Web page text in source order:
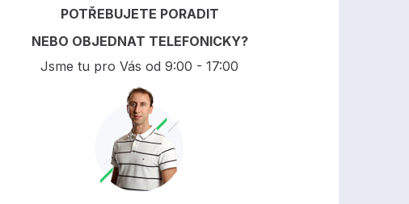
POTŘEBUJETE PORADIT
NEBO OBJEDNAT TELEFONICKY?
Jsme tu pro Vás od 9:00 - 17:00